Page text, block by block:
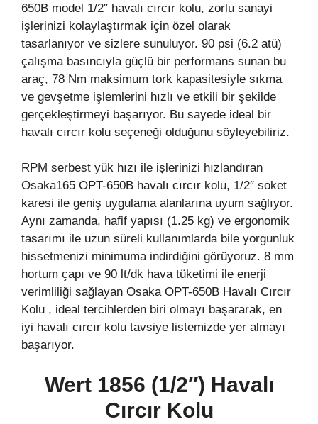
650B model 1/2″ havalı cırcır kolu, zorlu sanayi
işlerinizi kolaylaştırmak için özel olarak
tasarlanıyor ve sizlere sunuluyor. 90 psi (6.2 atü)
çalışma basıncıyla güçlü bir performans sunan bu
araç, 78 Nm maksimum tork kapasitesiyle sıkma
ve gevşetme işlemlerini hızlı ve etkili bir şekilde
gerçekleştirmeyi başarıyor. Bu sayede ideal bir
havalı cırcır kolu seçeneği olduğunu söyleyebiliriz.
RPM serbest yük hızı ile işlerinizi hızlandıran
Osaka165 OPT-650B havalı cırcır kolu, 1/2″ soket
karesi ile geniş uygulama alanlarına uyum sağlıyor.
Aynı zamanda, hafif yapısı (1.25 kg) ve ergonomik
tasarımı ile uzun süreli kullanımlarda bile yorgunluk
hissetmenizi minimuma indirdiğini görüyoruz. 8 mm
hortum çapı ve 90 lt/dk hava tüketimi ile enerji
verimliliği sağlayan Osaka OPT-650B Havalı Cırcır
Kolu , ideal tercihlerden biri olmayı başararak, en
iyi havalı cırcır kolu tavsiye listemizde yer almayı
başarıyor.
Wert 1856 (1/2″) Havalı
Cırcır Kolu